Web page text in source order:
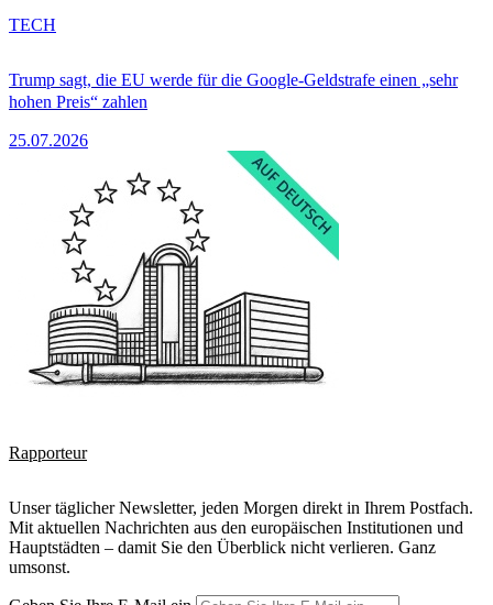
Trump sagt, die EU werde für die Google-Geldstrafe einen „sehr
hohen Preis“ zahlen
25.07.2026
TECH
Rapporteur
Unser täglicher Newsletter, jeden Morgen direkt in Ihrem Postfach.
Mit aktuellen Nachrichten aus den europäischen Institutionen und
Hauptstädten – damit Sie den Überblick nicht verlieren. Ganz
umsonst.